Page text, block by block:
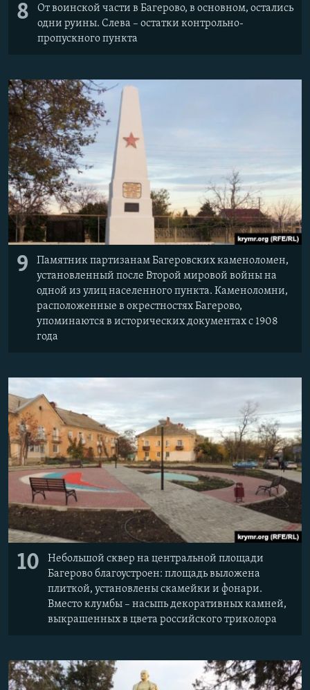
8
От воинской части в Багерово, в основном, остались
одни руины. Слева – остатки контрольно-
пропускного пункта
9
Памятник партизанам Багеровских каменоломен,
установленный после Второй мировой войны на
одной из улиц населенного пункта. Каменоломни,
расположенные в окрестностях Багерово,
упоминаются в исторических документах с 1908
года
10
Небольшой сквер на центральной площади
Багерово благоустроен: площадь выложена
плиткой, установлены скамейки и фонари.
Вместо клумбы – насыпь декоративных камней,
выкрашенных в цвета российского триколора